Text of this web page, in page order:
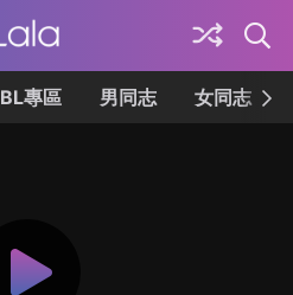
BL專區 男同志 女同志